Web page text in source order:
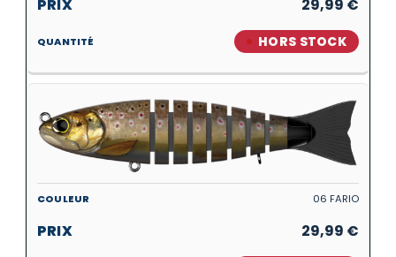
29,99 €
HORS STOCK
06 FARIO
29,99 €